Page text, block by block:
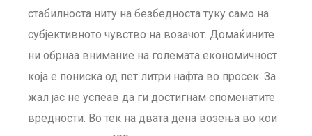
стабилноста ниту на безбедноста туку само на
субјективното чувство на возачот. Домаќините
ни обрнаа внимание на големата економичност
која е пониска од пет литри нафта во просек. За
жал јас не успеав да ги достигнам споменатите
вредности. Во тек на двата дена возења во кои